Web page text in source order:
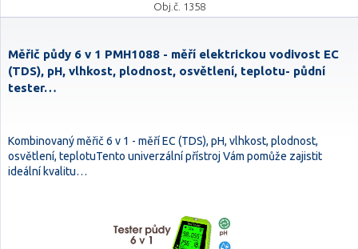
Obj.č. 1358
Měřič půdy 6 v 1 PMH1088 - měří elektrickou vodivost EC
(TDS), pH, vlhkost, plodnost, osvětlení, teplotu- půdní
tester…
Kombinovaný měřič 6 v 1 - měří EC (TDS), pH, vlhkost, plodnost,
osvětlení, teplotuTento univerzální přístroj Vám pomůže zajistit
ideální kvalitu…